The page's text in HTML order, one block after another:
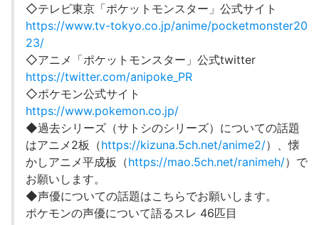
◇テレビ東京「ポケットモンスター」公式サイト
https://www.tv-tokyo.co.jp/anime/pocketmonster20
23/
◇アニメ「ポケットモンスター」公式twitter
https://twitter.com/anipoke_PR
◇ポケモン公式サイト
https://www.pokemon.co.jp/
◆過去シリーズ（サトシのシリーズ）についての話題
はアニメ2板（https://kizuna.5ch.net/anime2/）、懐
かしアニメ平成板（https://mao.5ch.net/ranimeh/）で
お願いします。
◆声優についての話題はこちらでお願いします。
ポケモンの声優について語るスレ 46匹目